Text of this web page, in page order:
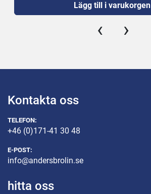
Lägg till i varukorgen
‹ ›
Kontakta oss
TELEFON:
+46 (0)171-41 30 48
E-POST:
info@andersbrolin.se
hitta oss